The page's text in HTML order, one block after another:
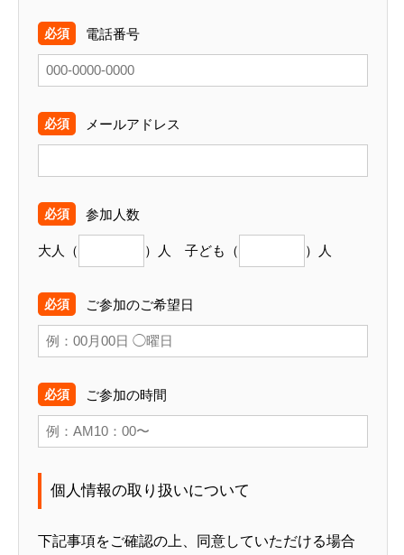
電話番号
メールアドレス
参加人数
大人（ ）人 子ども（ ）人
ご参加のご希望日
ご参加の時間
個人情報の取り扱いについて
下記事項をご確認の上、同意していただける場合